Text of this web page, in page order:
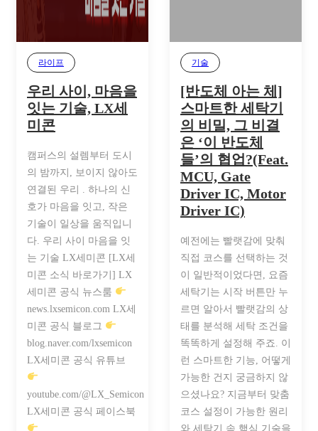
라이프
우리 사이, 마음을
잇는 기술, LX세
미콘
캠퍼스의 설렘부터 도시
의 밤까지, 보이지 않아도
연결된 우리 . 하나의 신
호가 마음을 잇고, 작은
기술이 일상을 움직입니
다. 우리 사이 마음을 잇
는 기술 LX세미콘 [LX세
미콘 소식 바로가기] LX
세미콘 공식 뉴스룸
news.lxsemicon.com LX세
미콘 공식 블로그
blog.naver.com/lxsemicon
LX세미콘 공식 유튜브
youtube.com/@LX_Semicon
LX세미콘 공식 페이스북
기술
[반도체 아는 체]
스마트한 세탁기
의 비밀, 그 비결
은 ‘이 반도체
들’의 협업?(Feat.
MCU, Gate
Driver IC, Motor
Driver IC)
예전에는 빨랫감에 맞춰
직접 코스를 선택하는 것
이 일반적이었다면, 요즘
세탁기는 시작 버튼만 누
르면 알아서 빨랫감의 상
태를 분석해 세탁 조건을
똑똑하게 설정해 주죠. 이
런 스마트한 기능, 어떻게
가능한 건지 궁금하지 않
으셨나요? 지금부터 맞춤
코스 설정이 가능한 원리
와 세탁기 속 핵심 기술을